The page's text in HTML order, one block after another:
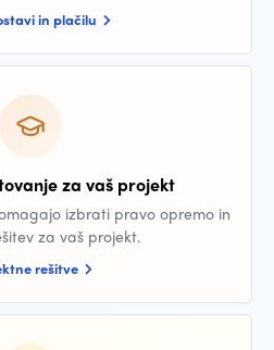
in plačilu
za vaš projekt
izbrati pravo opremo in
za vaš projekt.
rešitve